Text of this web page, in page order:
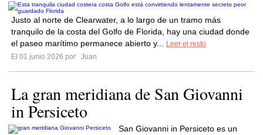
Justo al norte de Clearwater, a lo largo de un tramo más
tranquilo de la costa del Golfo de Florida, hay una ciudad donde
el paseo marítimo permanece abierto y...
Leer el resto
El 01 junio 2026 por
Juan
La gran meridiana de San Giovanni
in Persiceto
San Giovanni in Persiceto es un